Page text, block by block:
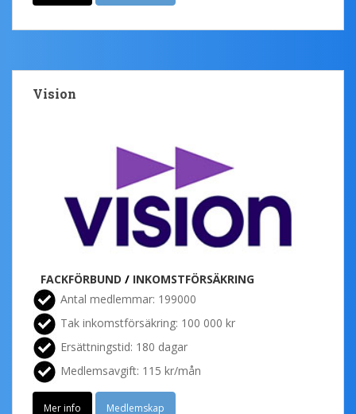
Vision
FACKFÖRBUND / INKOMSTFÖRSÄKRING
Antal medlemmar: 199000
Tak inkomstförsäkring: 100 000 kr
Ersättningstid: 180 dagar
Medlemsavgift: 115 kr/mån
Mer info Medlemskap